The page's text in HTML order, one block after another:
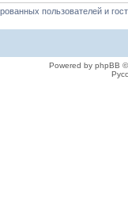
пользователей и
Powered by phpBB